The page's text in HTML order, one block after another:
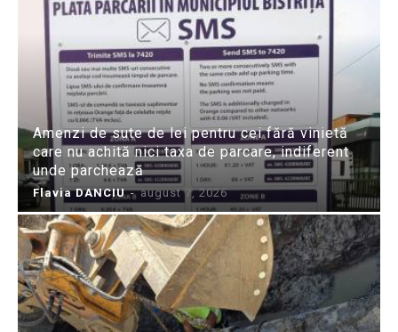
Amenzi de sute de lei pentru cei fără vinietă
care nu achită nici taxa de parcare, indiferent
unde parchează
Flavia DANCIU - august 7, 2026